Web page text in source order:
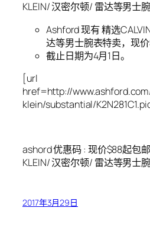
KLEIN/ 汉密尔顿/ 雷达等男士
Ashford 现有 精选
达等男士腕表特卖，现价
截止日期为4月1日。
[url
href=http://
klein/substantial/
ashord 优惠码 : 现价$88起包
KLEIN/ 汉密尔顿/ 雷达等男士
2017年3月29日